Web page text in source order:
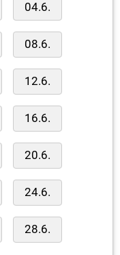
04.6.
08.6.
12.6.
16.6.
20.6.
24.6.
28.6.